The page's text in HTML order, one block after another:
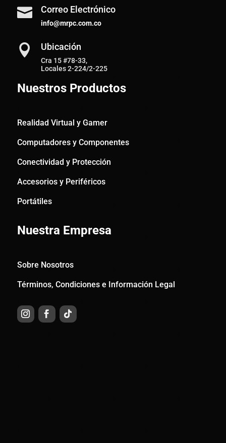
 Correo Electrónico
info@mrpc.com.co
 Ubicación
Cra 15 #78-33,
Locales 2-224/2-225
Nuestros Productos
Realidad Virtual y Gamer
Computadores y Componentes
Conectividad y Protección
Accesorios y Periféricos
Portátiles
Nuestra Empresa
Sobre Nosotros
Términos, Condiciones e Información Legal